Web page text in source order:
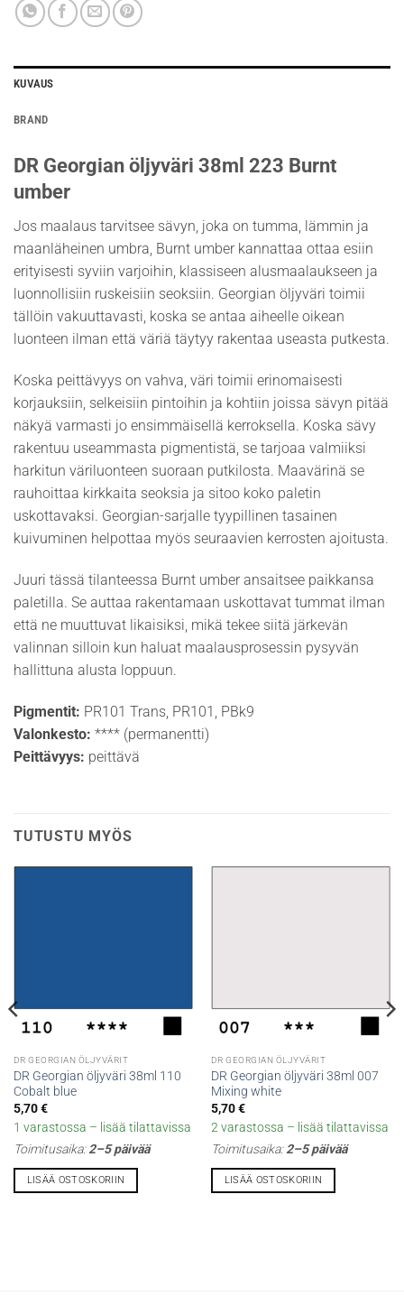
KUVAUS
BRAND
DR Georgian öljyväri 38ml 223 Burnt
umber
Jos maalaus tarvitsee sävyn, joka on tumma, lämmin ja
maanläheinen umbra, Burnt umber kannattaa ottaa esiin
erityisesti syviin varjoihin, klassiseen alusmaalaukseen ja
luonnollisiin ruskeisiin seoksiin. Georgian öljyväri toimii
tällöin vakuuttavasti, koska se antaa aiheelle oikean
luonteen ilman että väriä täytyy rakentaa useasta putkesta.
Koska peittävyys on vahva, väri toimii erinomaisesti
korjauksiin, selkeisiin pintoihin ja kohtiin joissa sävyn pitää
näkyä varmasti jo ensimmäisellä kerroksella. Koska sävy
rakentuu useammasta pigmentistä, se tarjoaa valmiiksi
harkitun väriluonteen suoraan putkilosta. Maavärinä se
rauhoittaa kirkkaita seoksia ja sitoo koko paletin
uskottavaksi. Georgian-sarjalle tyypillinen tasainen
kuivuminen helpottaa myös seuraavien kerrosten ajoitusta.
Juuri tässä tilanteessa Burnt umber ansaitsee paikkansa
paletilla. Se auttaa rakentamaan uskottavat tummat ilman
että ne muuttuvat likaisiksi, mikä tekee siitä järkevän
valinnan silloin kun haluat maalausprosessin pysyvän
hallittuna alusta loppuun.
Pigmentit: PR101 Trans, PR101, PBk9
Valonkesto: **** (permanentti)
Peittävyys: peittävä
TUTUSTU MYÖS
DR GEORGIAN ÖLJYVÄRIT
DR Georgian öljyväri 38ml 110
Cobalt blue
5,70€
1 varastossa – lisää tilattavissa
Toimitusaika:2–5 päivää
LISÄÄ OSTOSKORIIN
DR GEORGIAN ÖLJYVÄRIT
DR Georgian öljyväri 38ml 007
Mixing white
5,70€
2 varastossa – lisää tilattavissa
Toimitusaika:2–5 päivää
LISÄÄ OSTOSKORIIN